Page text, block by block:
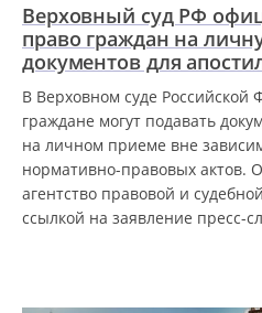
Верховный суд РФ
право граждан на
документов для
В Верховном суде
граждане могут подавать
на личном приеме вне
нормативно-правовых актов.
агентство правовой и
ссылкой на заявление пресс-